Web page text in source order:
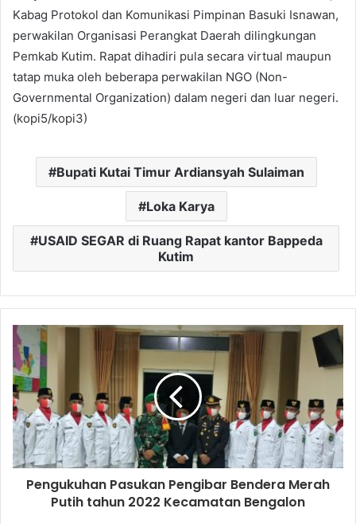
Kabag Protokol dan Komunikasi Pimpinan Basuki Isnawan,
perwakilan Organisasi Perangkat Daerah dilingkungan
Pemkab Kutim. Rapat dihadiri pula secara virtual maupun
tatap muka oleh beberapa perwakilan NGO (Non-
Governmental Organization) dalam negeri dan luar negeri.
(kopi5/kopi3)
Bupati Kutai Timur Ardiansyah Sulaiman
Loka Karya
USAID SEGAR di Ruang Rapat kantor Bappeda
Kutim
Pengukuhan Pasukan Pengibar Bendera Merah
Putih tahun 2022 Kecamatan Bengalon